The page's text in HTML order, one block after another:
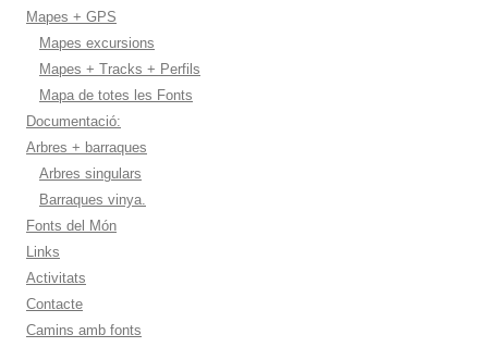
Mapes + GPS
Mapes excursions
Mapes + Tracks + Perfils
Mapa de totes les Fonts
Documentació:
Arbres + barraques
Arbres singulars
Barraques vinya.
Fonts del Món
Links
Activitats
Contacte
Camins amb fonts